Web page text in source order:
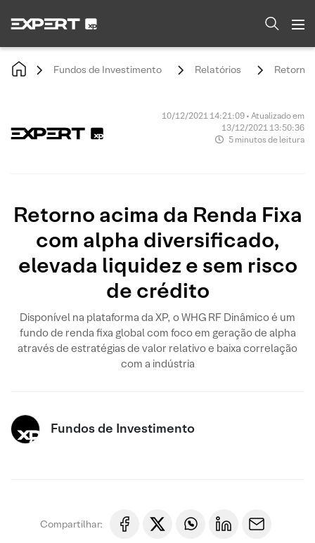
Fundos de Investimento Relatórios Retorno
10/12/2021 14:21:09 • Atualizado em
13/12/2021 13:50:36
5 minutos de leitura
Retorno acima da Renda Fixa
com alpha diversificado,
elevada liquidez e sem risco
de crédito
Disponível na plataforma da XP, o WHG RF Dinâmico é um
fundo de renda fixa global com foco em geração de alpha
através de estratégias de valor relativo e baixa correlação
com a indústria
Fundos de Investimento
Compartilhar: